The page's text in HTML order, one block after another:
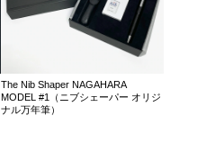
The Nib Shaper NAGAHARA
MODEL #1（ニブシェーパー オリジ
ナル万年筆）